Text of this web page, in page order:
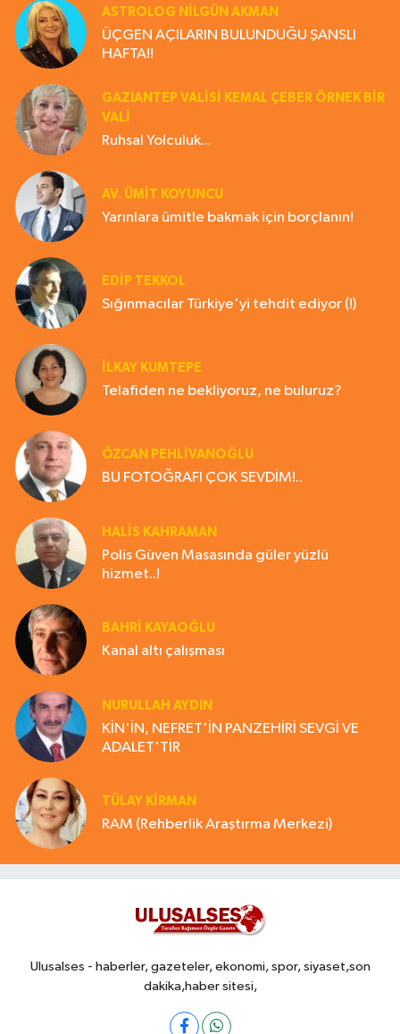
ASTROLOG NILGÜN AKMAN
ÜÇGEN AÇILARIN BULUNDUĞU ŞANSLI
HAFTA!!
GAZIANTEP VALISI KEMAL ÇEBER ÖRNEK BİR
VALİ
Ruhsal Yolculuk...
AV. ÜMIT KOYUNCU
Yarınlara ümitle bakmak için borçlanın!
EDIP TEKKOL
Sığınmacılar Türkiye'yi tehdit ediyor (!)
İLKAY KUMTEPE
Telafiden ne bekliyoruz, ne buluruz?
ÖZCAN PEHLİVANOĞLU
BU FOTOĞRAFI ÇOK SEVDİM!..
HALIS KAHRAMAN
Polis Güven Masasında güler yüzlü
hizmet..!
BAHRI KAYAOĞLU
Kanal altı çalışması
NURULLAH AYDIN
KİN'İN, NEFRET'İN PANZEHİRİ SEVGİ VE
ADALET'TİR
TÜLAY KİRMAN
RAM (Rehberlik Araştırma Merkezi)
Ulusalses - haberler, gazeteler, ekonomi, spor, siyaset,son
dakika,haber sitesi,